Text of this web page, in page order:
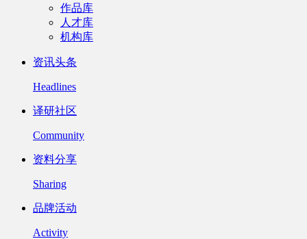
作品库
人才库
机构库
资讯头条
Headlines
译研社区
Community
资料分享
Sharing
品牌活动
Activity